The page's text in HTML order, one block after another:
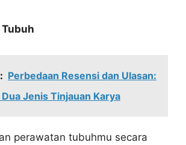
Tubuh
Perbedaan Resensi dan Ulasan:
Jenis Tinjauan Karya
perawatan tubuhmu secara